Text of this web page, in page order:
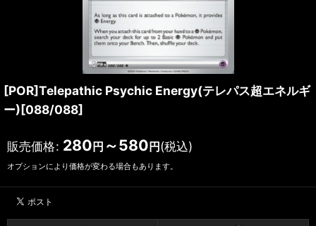
[POR]Telepathic Psychic Energy(テレパス超エネルギ
ー)[088/088]
販売価格: 280 円 ～580 円 (税込)
オプションにより価格が変わる場合もあります。